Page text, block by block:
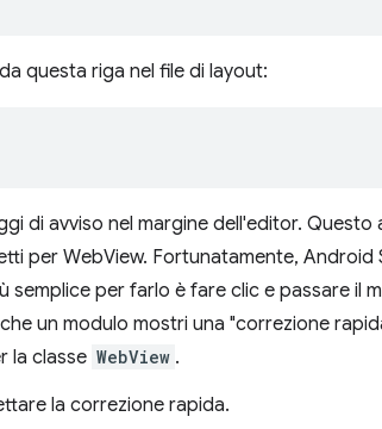
questa riga nel file di layout:
di avviso nel margine dell'editor. Questo
per WebView. Fortunatamente, Android
semplice per farlo è fare clic e passare il
un modulo mostri una "correzione
la classe WebView .
la correzione rapida.